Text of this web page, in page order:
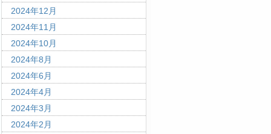
2024年12月
2024年11月
2024年10月
2024年8月
2024年6月
2024年4月
2024年3月
2024年2月